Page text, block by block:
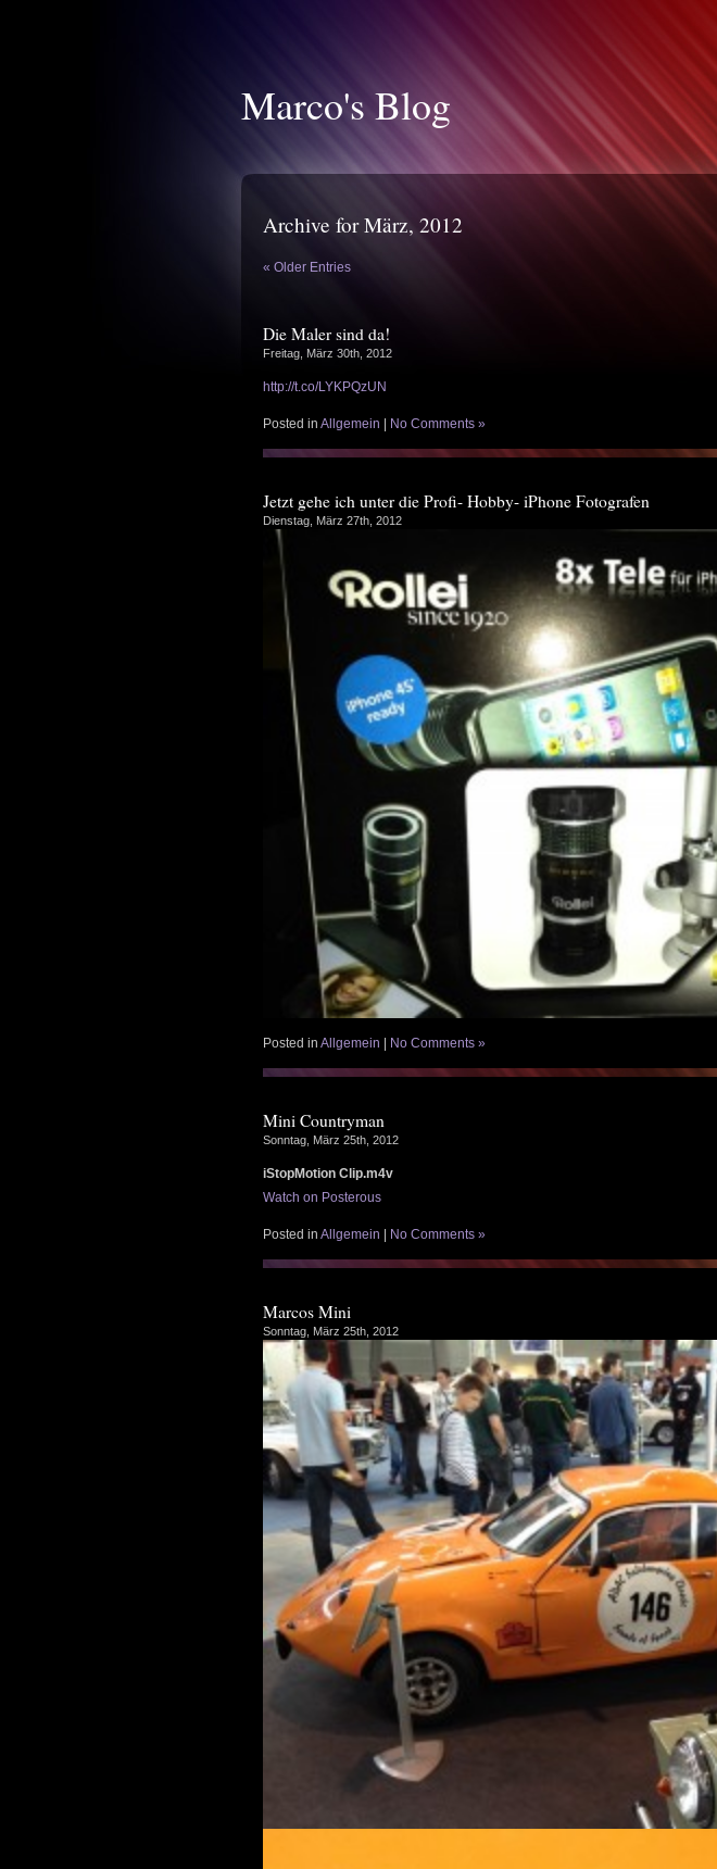
Marco's Blog
Archive for März, 2012
« Older Entries
Die Maler sind da!
Freitag, März 30th, 2012
http://t.co/LYKPQzUN
Posted in Allgemein | No Comments »
Jetzt gehe ich unter die Profi- Hobby- iPhone Fotografen
Dienstag, März 27th, 2012
Posted in Allgemein | No Comments »
Mini Countryman
Sonntag, März 25th, 2012
iStopMotion Clip.m4v
Watch on Posterous
Posted in Allgemein | No Comments »
Marcos Mini
Sonntag, März 25th, 2012